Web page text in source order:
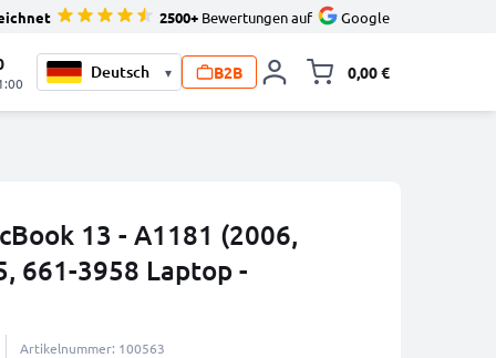
2500+ Bewertungen auf Google
▾ B2B 0,00 €
13 - A1181 (2006,
661-3958 Laptop -
Artikelnummer: 100563